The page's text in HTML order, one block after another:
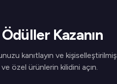
Kazanın
kanıtlayın ve kişiselleştirilmiş
özel ürünlerin kilidini açın.